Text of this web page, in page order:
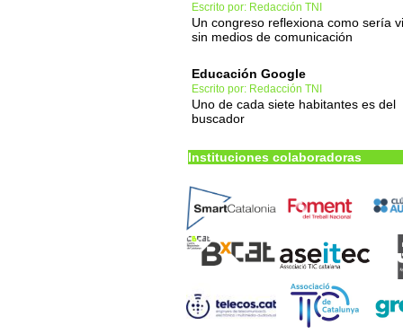
Escrito por: Redacción TNI
Un congreso reflexiona como sería
sin medios de comunicación
Educación Google
Escrito por: Redacción TNI
Uno de cada siete habitantes es del
buscador
Instituciones colaboradoras